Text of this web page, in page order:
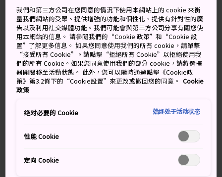
歡迎您到來的野馬
風景如畫的御崎神社
都井岬觀光交流館 PAKALAPAKA
交通方式
都井岬可從東京或大阪乘坐飛機或列車前往。
從東京出發前往都井岬，搭乘飛機和開車約需 4 小時多一
點，搭乘火車約需 12 小時。從大阪出發需時較短，搭乘
飛機和開車約需 3.5 小時，搭乘火車約需 10.5 小時。
我們和第三方公司在您同意的情況下使用本網站上的 cookie 來衡
量我們網站的受眾、提供增強的功能和個性化、提供有針對性的廣
告以及利用社交媒體功能。我們可能會與第三方公司分享有關您使
用本網站的信息。 請參閱我們的“Cookie 政策”和“Cookie 設
置”了解更多信息。 如果您同意使用我們的所有 cookie，請單擊
“接受所有 Cookie”。請點擊“拒絕所有 Cookie”以拒絕使用我
們的所有 Cookie。如果您同意使用我們的部分 cookie，請將選擇
器開關移至活動狀態。 此外，您可以隨時通過點擊《Cookie政
策》第3.2條下的“Cookie設置”來更改或撤回您的同意。 Cookie
政策
绝对必要的 Cookie 始终处于活动状态
性能 Cookie
定向 Cookie